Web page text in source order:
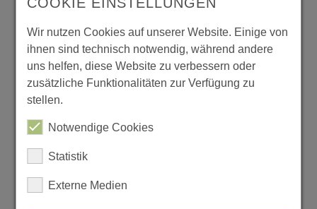
noch an meiner Wand.
Menschen, die an ihn glauben und den Weg
gemeinsam gehen, sind für Axel ein wichtiger
Teil seines Lebens. Für ihn ist Heimat ein
Gefühl.
Ich hätte das alles nicht ohne meine
Wir nutzen Cookies auf unserer Website. Einige von
ihnen sind technisch notwendig, während andere
uns helfen, diese Website zu verbessern oder
zusätzliche Funktionalitäten zur Verfügung zu
stellen.
Notwendige Cookies
Statistik
Externe Medien